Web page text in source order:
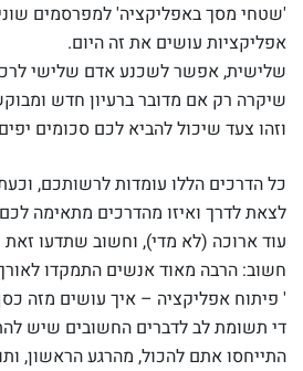
'שטחי מסך באפליקציה' למפרסמים
אפליקציות עושים את זה היום.
שלישית, אפשר לשכנע אדם שלישי
שיקרה רק אם מדובר ברעיון חדש
וזהו צעד שיכול להביא לכם סכומים
כל הדרכים הללו עומדות לרשותכם,
לצאת לדרך ואיזו מהדרכים מתאימה
עוד ארוכה (לא מדי), וחשוב שתדעו זאת
חשוב: הרבה מאוד אנשים התמקדו
' פיתוח אפליקציה – איך עושים מזה
די תשומת לב לדברים החשובים שיש
התייחסו אתם להכול, מהרגע הראשון,